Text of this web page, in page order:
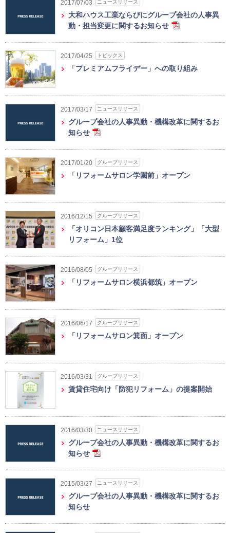
2017/07/03 ニュースリリース
大和ハウス工業ならびにグループ会社の人事異
動・担当変更に関するお知らせ
2017/04/25 トピックス
「プレミアムフライデー」への取り組み
2017/03/17 ニュースリリース
グループ会社の人事異動・機構改革に関するお
知らせ
2017/01/20 グループリリース
「リフォームサロン学園前」オープン
2016/12/15 グループリリース
「オリコン日本顧客満足度ランキング」「大型
リフォーム」1位
2016/08/05 グループリリース
「リフォームサロン横浜都筑」オープン
2016/06/17 グループリリース
「リフォームサロン箕面」オープン
2016/03/31 グループリリース
賃貸住宅向け「防犯リフォーム」の提案開始
2016/03/30 ニュースリリース
グループ会社の人事異動・機構改革に関するお
知らせ
2015/03/27 ニュースリリース
グループ会社の人事異動・機構改革に関するお
知らせ